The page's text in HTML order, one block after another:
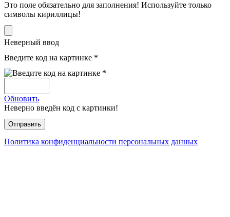
Это поле обязательно для заполнения! Используйте только
символы кириллицы!
Неверный ввод
Введите код на картинке *
Обновить
Неверно введён код с картинки!
Политика конфиденциальности персональных данных